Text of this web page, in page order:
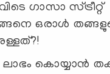
ഗാസാ സ്ട്രീറ്റ്
ഒരാള്‍
കൊയ്യാന്‍